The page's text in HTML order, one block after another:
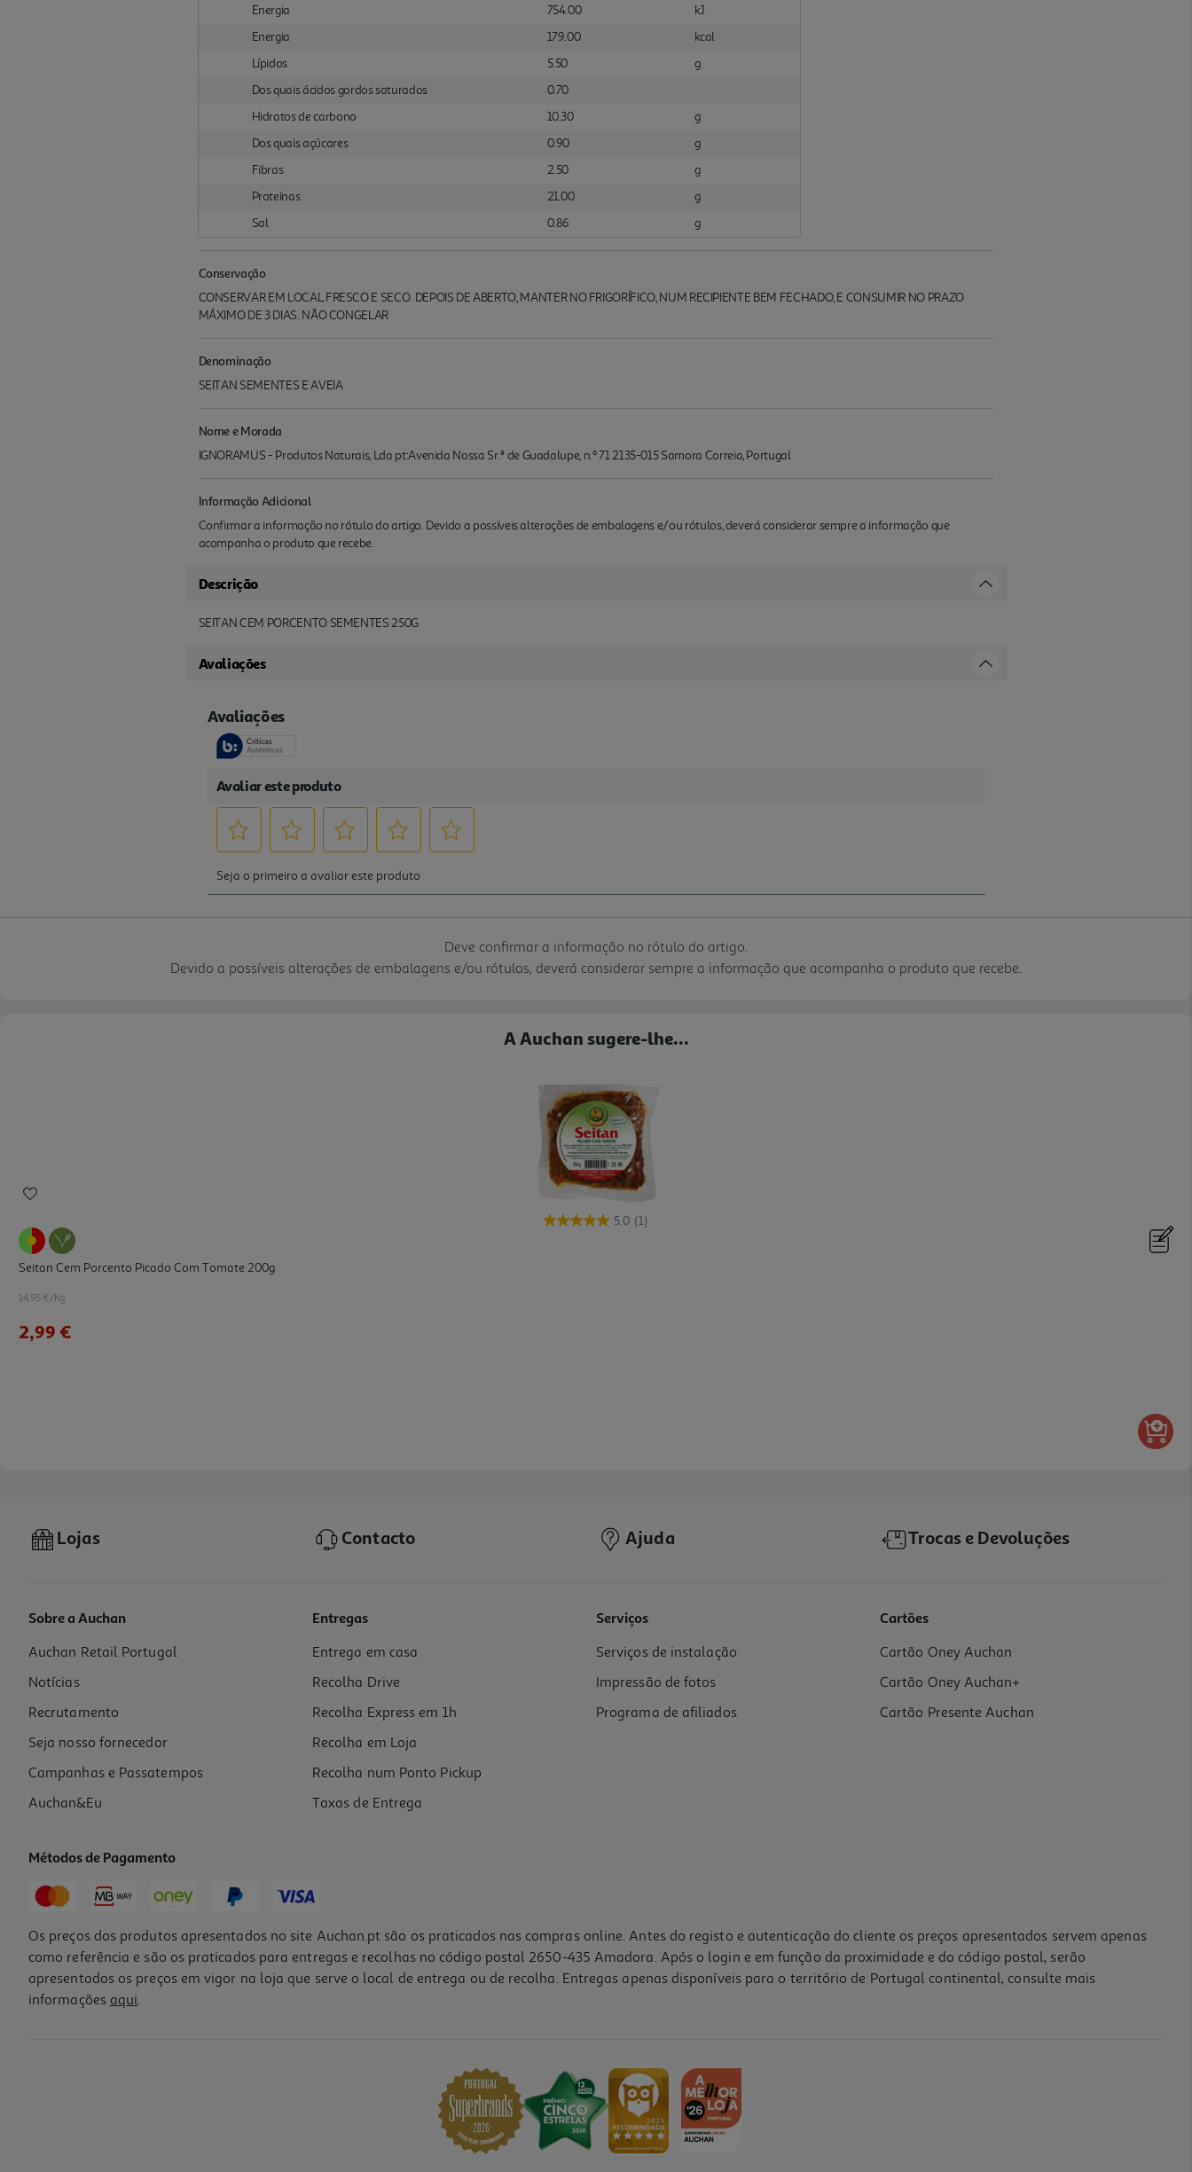
Energia
754.00
kJ
Energia
179.00
kcal
Lípidos
5.50
g
Dos quais ácidos gordos saturados
0.70
Hidratos de carbono
10.30
g
Dos quais açúcares
0.90
g
Fibras
2.50
g
Proteínas
21.00
g
Sal
0.86 g
Conservação
CONSERVAR EM LOCAL FRESCO E SECO. DEPOIS DE ABERTO, MANTER NO FRIGORÍFICO, NUM RECIPIENTE BEM FECHADO, E CONSUMIR NO PRAZO
MÁXIMO DE 3 DIAS. NÃO CONGELAR
Denominação
SEITAN SEMENTES E AVEIA
Nome e Morada
IGNORAMUS - Produtos Naturais, Lda pt:Avenida Nossa Sr.ª de Guadalupe, n.º 71 2135-015 Samora Correia, Portugal
Informação Adicional
Confirmar a informação no rótulo do artigo. Devido a possíveis alterações de embalagens e/ou rótulos, deverá considerar sempre a informação que
acompanha o produto que recebe.
Descrição
SEITAN CEM PORCENTO SEMENTES 250G
Avaliações
Deve confirmar a informação no rótulo do artigo.
Devido a possíveis alterações de embalagens e/ou rótulos, deverá considerar sempre a informação que acompanha o produto que recebe.
A Auchan sugere-lhe...
5.0 (1)
Seitan Cem Porcento Picado Com Tomate 200g
14.95 €/Kg
2,99 €
Seitan Cem Porcento Vegetal 300g
9.63 €/Kg
2,89 €
Lojas Contacto Ajuda Trocas e Devoluções
Sobre a Auchan
Auchan Retail Portugal
Notícias
Recrutamento
Seja nosso fornecedor
Campanhas e Passatempos
Auchan&Eu
Entregas
Entrega em casa
Recolha Drive
Recolha Express em 1h
Recolha em Loja
Recolha num Ponto Pickup
Taxas de Entrega
Serviços
Serviços de instalação
Impressão de fotos
Programa de afiliados
Cartões
Cartão Oney Auchan
Cartão Oney Auchan+
Cartão Presente Auchan
Métodos de Pagamento
Os preços dos produtos apresentados no site Auchan.pt são os praticados nas compras online. Antes do registo e autenticação do cliente os preços apresentados servem apenas
como referência e são os praticados para entregas e recolhas no código postal 2650-435 Amadora. Após o login e em função da proximidade e do código postal, serão
apresentados os preços em vigor na loja que serve o local de entrega ou de recolha. Entregas apenas disponíveis para o território de Portugal continental, consulte mais
informações aqui.